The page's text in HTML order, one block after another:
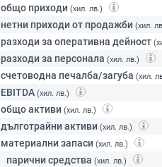
общо приходи (хил. лв.)
нетни приходи от продажби (хил.
разходи за оперативна дейност
разходи за персонала (хил. лв.)
счетоводна печалба/загуба (хил.
EBITDA (хил. лв.)
общо активи (хил. лв.)
дълготрайни активи (хил. лв.)
материални запаси (хил. лв.)
парични средства (хил. лв.)